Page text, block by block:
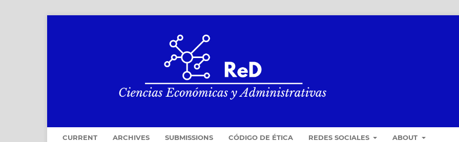
CURRENT ARCHIVES SUBMISSIONS CÓDIGO DE ÉTICA REDES SOCIALES ABOUT